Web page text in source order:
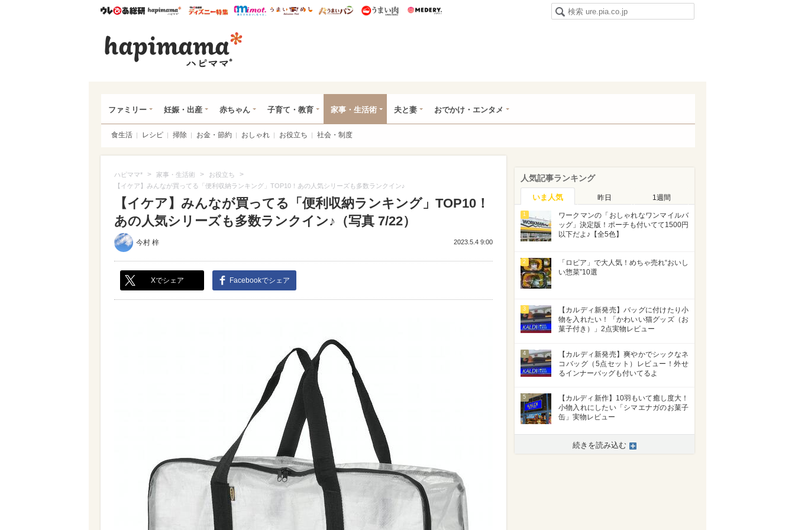
ウレぴあ総研ハピママ* ウレぴあ総研 ディズニー特集
mimot. うまいめし うまいパン うまい肉
ファミリー 妊娠・出産 赤ちゃん 子育て・教育 家事・生活術 夫と妻 おでかけ・エンタメ
食生活 レシピ 掃除 お金・節約 おしゃれ お役立ち 社会・制度
ハピママ* > 家事・生活術 > お役立ち >
【イケア】みんなが買ってる「便利収納ランキング」TOP10！あの人気シリーズも多数ランクイン♪
【イケア】みんなが買ってる「便利収納ランキング」TOP10！
あの人気シリーズも多数ランクイン♪（写真 7/22）
今村 梓 2023.5.4 9:00
Xでシェア Facebookでシェア
人気記事ランキング
いま人気 昨日 1週間
1
ワークマンの「おしゃれなワンマイルバ
ッグ」決定版！ポーチも付いてて1500円
以下だよ♪【全5色】
2
「ロピア」で大人気！めちゃ売れ“おいし
い惣菜”10選
3
【カルディ新発売】バッグに付けたり小
物を入れたい！「かわいい猫グッズ（お
菓子付き）」2点実物レビュー
4
【カルディ新発売】爽やかでシックなネ
コバッグ（5点セット）レビュー！外せ
るインナーバッグも付いてるよ
5
【カルディ新作】10羽もいて癒し度大！
小物入れにしたい「シマエナガのお菓子
缶」実物レビュー
続きを読み込む